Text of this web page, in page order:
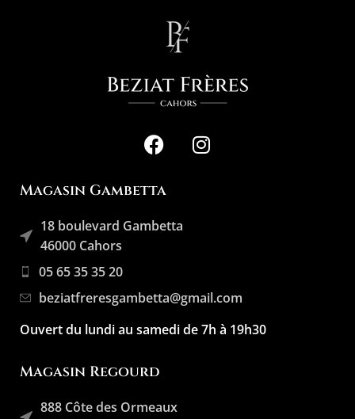
Magasin Gambetta
18 boulevard Gambetta
46000 Cahors
05 65 35 35 20
beziatfreresgambetta@gmail.com
Ouvert du lundi au samedi de 7h à 19h30
Magasin Regourd
888 Côte des Ormeaux